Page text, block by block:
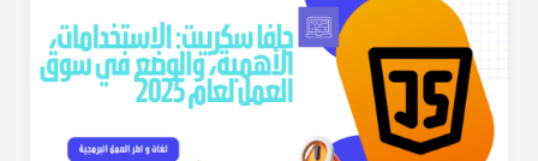
سكريبت:
الاستخدامات،
الأهمية،
والوضع
في